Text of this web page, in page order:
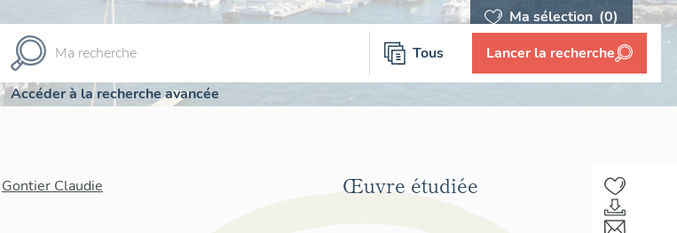
Ma sélection (0)
Tous Lancer la recherche
Accéder à la recherche avancée
Gontier Claudie
Œuvre étudiée